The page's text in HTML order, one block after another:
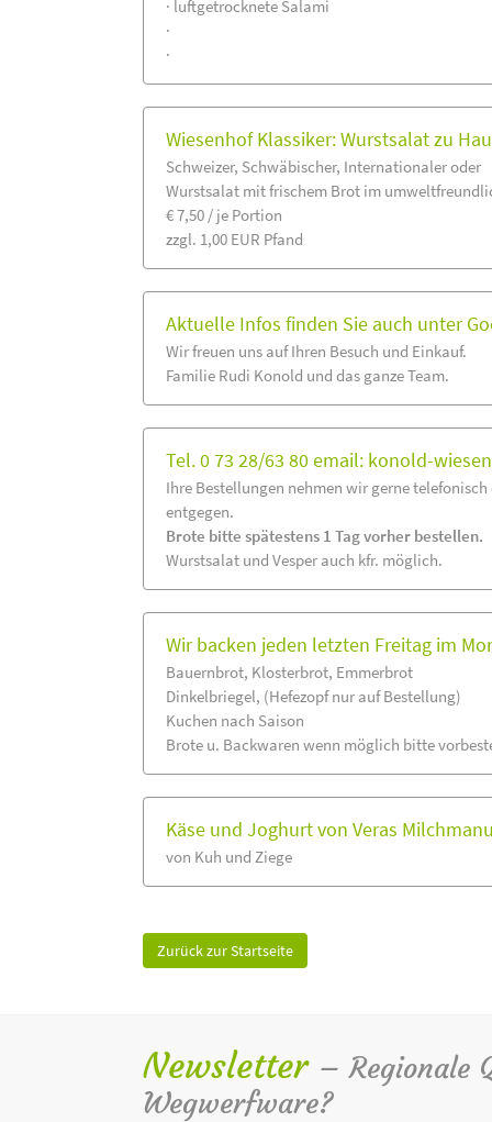
· luftgetrocknete Salami
·
·
Wiesenhof Klassiker: Wurstsalat zu
Schweizer, Schwäbischer, Internationaler oder
Wurstsalat mit frischem Brot im
€ 7,50 / je Portion
zzgl. 1,00 EUR Pfand
Aktuelle Infos finden Sie auch unter
Wir freuen uns auf Ihren Besuch und Einkauf.
Familie Rudi Konold und das ganze Team.
Tel. 0 73 28/63 80 email: konold-
Ihre Bestellungen nehmen wir gerne
entgegen.
Brote bitte spätestens 1 Tag vorher bestellen.
Wurstsalat und Vesper auch kfr. möglich.
Wir backen jeden letzten Freitag im
Bauernbrot, Klosterbrot, Emmerbrot
Dinkelbriegel, (Hefezopf nur auf Bestellung)
Kuchen nach Saison
Brote u. Backwaren wenn möglich bitte
Käse und Joghurt von Veras
von Kuh und Ziege
Zurück zur Startseite
Newsletter – Regionale
Wegwerfware?